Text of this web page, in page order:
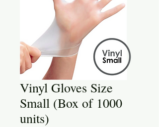
Vinyl Gloves Size
Small (Box of 1000
units)